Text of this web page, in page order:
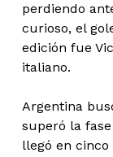
perdiendo
curioso, el
edición fue
italiano.
Argentina
superó la
llegó en cinco